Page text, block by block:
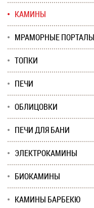
КАМИНЫ
МРАМОРНЫЕ ПОРТАЛЫ
ТОПКИ
ПЕЧИ
ОБЛИЦОВКИ
ПЕЧИ ДЛЯ БАНИ
ЭЛЕКТРОКАМИНЫ
БИОКАМИНЫ
КАМИНЫ БАРБЕКЮ